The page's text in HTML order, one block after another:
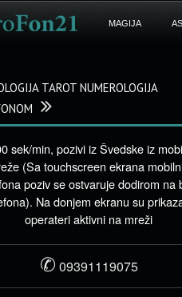
MAGIJA
TAROT NUMEROLOGIJA
sek/min, pozivi iz Švedske iz
(Sa touchscreen ekrana
poziv se ostvaruje dodirom na
Na donjem ekranu su
operateri aktivni na mreži
✆ 09391119075